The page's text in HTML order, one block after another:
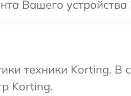
Вашего устройства
техники Korting. В
Korting.